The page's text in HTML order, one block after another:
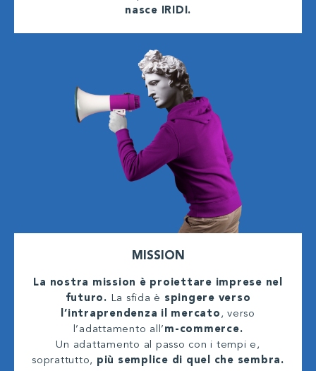
nasce IRIDI.
MISSION
La nostra mission è proiettare imprese nel
futuro. La sfida è spingere verso
l’intraprendenza il mercato , verso
l’adattamento all’ m-commerce.
Un adattamento al passo con i tempi e,
soprattutto, più semplice di quel che sembra.